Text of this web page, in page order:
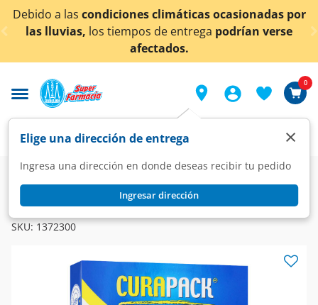
< div class="carousel-inner">
Debido a las condiciones climáticas ocasionadas por
las lluvias, los tiempos de entrega podrían verse
afectados.
Elige una dirección de entrega
Ingresa una dirección en donde deseas recibir tu pedido
Ingresar dirección
×
0
Farmacia Curaciones Accesorios para Curación
Mascarilla Curapack KN95 Negro, 1 pz.
SKU: 1372300